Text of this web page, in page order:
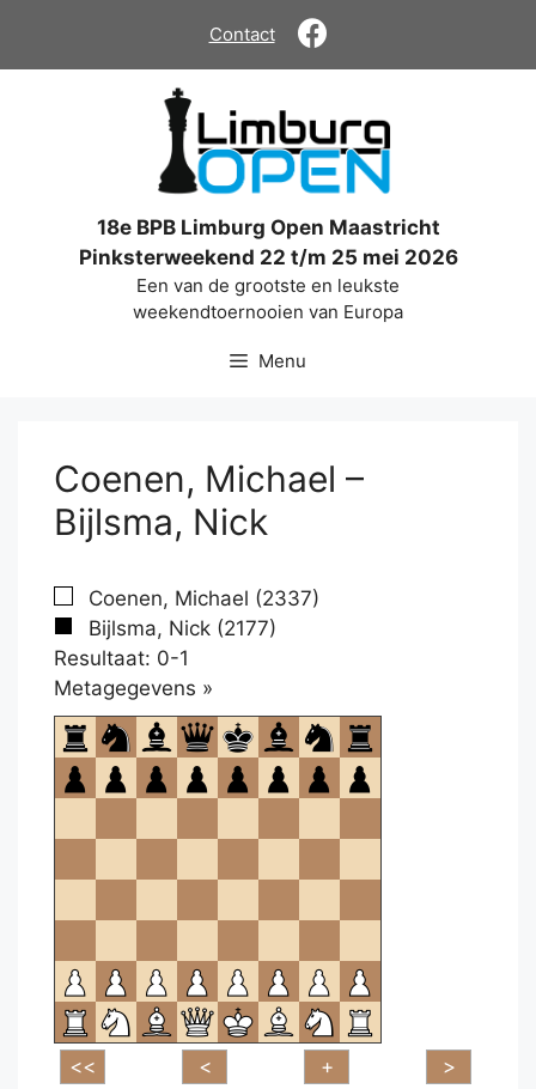
de
Contact
18e BPB Limburg Open Maastricht
Pinksterweekend 22 t/m 25 mei 2026
Een van de grootste en leukste
weekendtoernooien van Europa
Menu
Coenen, Michael –
Bijlsma, Nick
Coenen, Michael (2337)
Bijlsma, Nick (2177)
Resultaat: 0-1
Metagegevens »
om
te
openen.